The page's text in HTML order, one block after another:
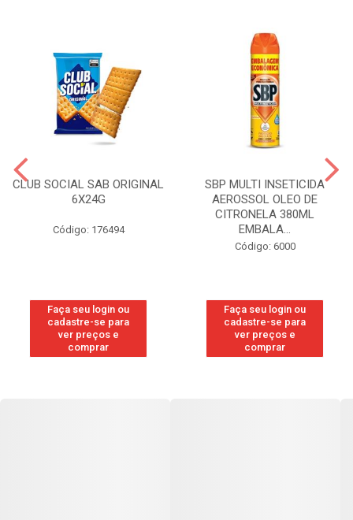
CLUB SOCIAL SAB ORIGINAL
6X24G
Código: 176494
Faça seu login ou
cadastre-se para
ver preços e
comprar
SBP MULTI INSETICIDA
AEROSSOL OLEO DE
CITRONELA 380ML
EMBALA...
Código: 6000
Faça seu login ou
cadastre-se para
ver preços e
comprar